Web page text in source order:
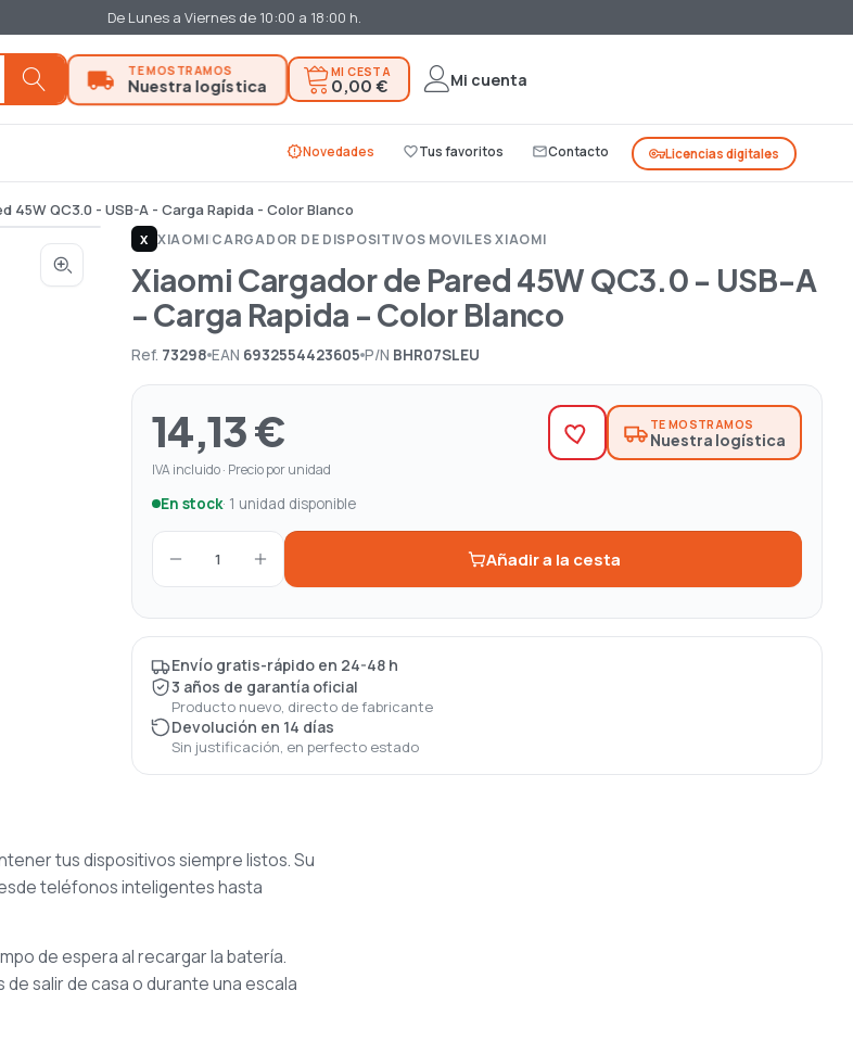
De Lunes a Viernes de 10:00 a 18:00 h.
MI CESTA
0,00 € Mi cuenta
new_releasesNovedades favorite_borderTus favoritos mail_outlineContacto vpn_keyLicencias digitales
45W QC3.0 - USB-A - Carga Rapida - Color Blanco
X XIAOMI|CARGADOR DE DISPOSITIVOS MOVILES XIAOMI
Xiaomi Cargador de Pared 45W QC3.0 - USB-A
- Carga Rapida - Color Blanco
Ref. 73298 EAN 6932554423605 P/N BHR07SLEU
14,13 €
IVA incluido · Precio por unidad
En stock· 1 unidad disponible
TE MOSTRAMOS
Nuestra logística
1 Añadir a la cesta
Envío gratis-rápido en 24-48 h
3 años de garantía oficial
Producto nuevo, directo de fabricante
Devolución en 14 días
Sin justificación, en perfecto estado
tus dispositivos siempre listos. Su
teléfonos inteligentes hasta
de espera al recargar la batería.
salir de casa o durante una escala